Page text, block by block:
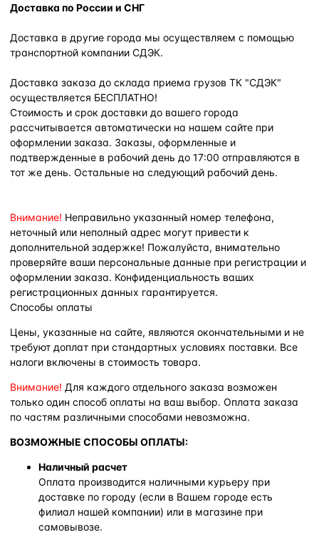
Доставка по России и СНГ
Доставка в другие города мы осуществляем с помощью
транспортной компании СДЭК.
Доставка заказа до склада приема грузов ТК "СДЭК"
осуществляется БЕСПЛАТНО!
Стоимость и срок доставки до вашего города
рассчитывается автоматически на нашем сайте при
оформлении заказа. Заказы, оформленные и
подтвержденные в рабочий день до 17:00 отправляются в
тот же день. Остальные на следующий рабочий день.
Внимание! Неправильно указанный номер телефона,
неточный или неполный адрес могут привести к
дополнительной задержке! Пожалуйста, внимательно
проверяйте ваши персональные данные при регистрации и
оформлении заказа. Конфиденциальность ваших
регистрационных данных гарантируется.
Способы оплаты
Цены, указанные на сайте, являются окончательными и не
требуют доплат при стандартных условиях поставки. Все
налоги включены в стоимость товара.
Внимание! Для каждого отдельного заказа возможен
только один способ оплаты на ваш выбор. Оплата заказа
по частям различными способами невозможна.
ВОЗМОЖНЫЕ СПОСОБЫ ОПЛАТЫ:
Наличный расчет
Оплата производится наличными курьеру при
доставке по городу (если в Вашем городе есть
филиал нашей компании) или в магазине при
самовывозе.